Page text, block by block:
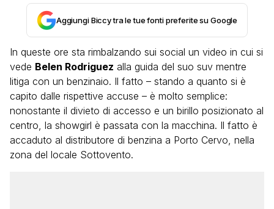
Aggiungi Biccy tra le tue fonti preferite su Google
In queste ore sta rimbalzando sui social un video in cui si
vede Belen Rodriguez alla guida del suo suv mentre
litiga con un benzinaio. Il fatto – stando a quanto si è
capito dalle rispettive accuse – è molto semplice:
nonostante il divieto di accesso e un birillo posizionato al
centro, la showgirl è passata con la macchina. Il fatto è
accaduto al distributore di benzina a Porto Cervo, nella
zona del locale Sottovento.